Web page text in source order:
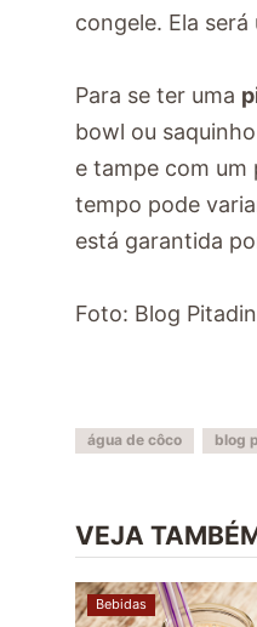
congele. Ela
Para se ter uma
bowl ou
e tampe com
tempo pode
está garantida
Foto: Blog
água de côco blog
VEJA
Bebidas